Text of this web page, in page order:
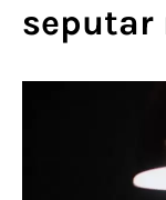
seputar